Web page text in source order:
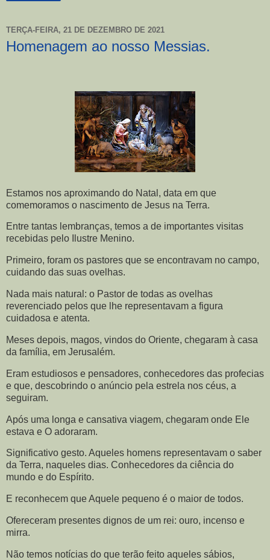
TERÇA-FEIRA, 21 DE DEZEMBRO DE 2021
Homenagem ao nosso Messias.
Estamos nos aproximando do Natal, data em que
comemoramos o nascimento de Jesus na Terra.
Entre tantas lembranças, temos a de importantes visitas
recebidas pelo Ilustre Menino.
Primeiro, foram os pastores que se encontravam no campo,
cuidando das suas ovelhas.
Nada mais natural: o Pastor de todas as ovelhas
reverenciado pelos que lhe representavam a figura
cuidadosa e atenta.
Meses depois, magos, vindos do Oriente, chegaram à casa
da família, em Jerusalém.
Eram estudiosos e pensadores, conhecedores das profecias
e que, descobrindo o anúncio pela estrela nos céus, a
seguiram.
Após uma longa e cansativa viagem, chegaram onde Ele
estava e O adoraram.
Significativo gesto. Aqueles homens representavam o saber
da Terra, naqueles dias. Conhecedores da ciência do
mundo e do Espírito.
E reconhecem que Aquele pequeno é o maior de todos.
Ofereceram presentes dignos de um rei: ouro, incenso e
mirra.
Não temos notícias do que terão feito aqueles sábios,